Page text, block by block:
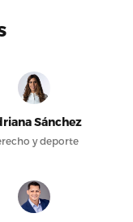
Sánchez
y deporte